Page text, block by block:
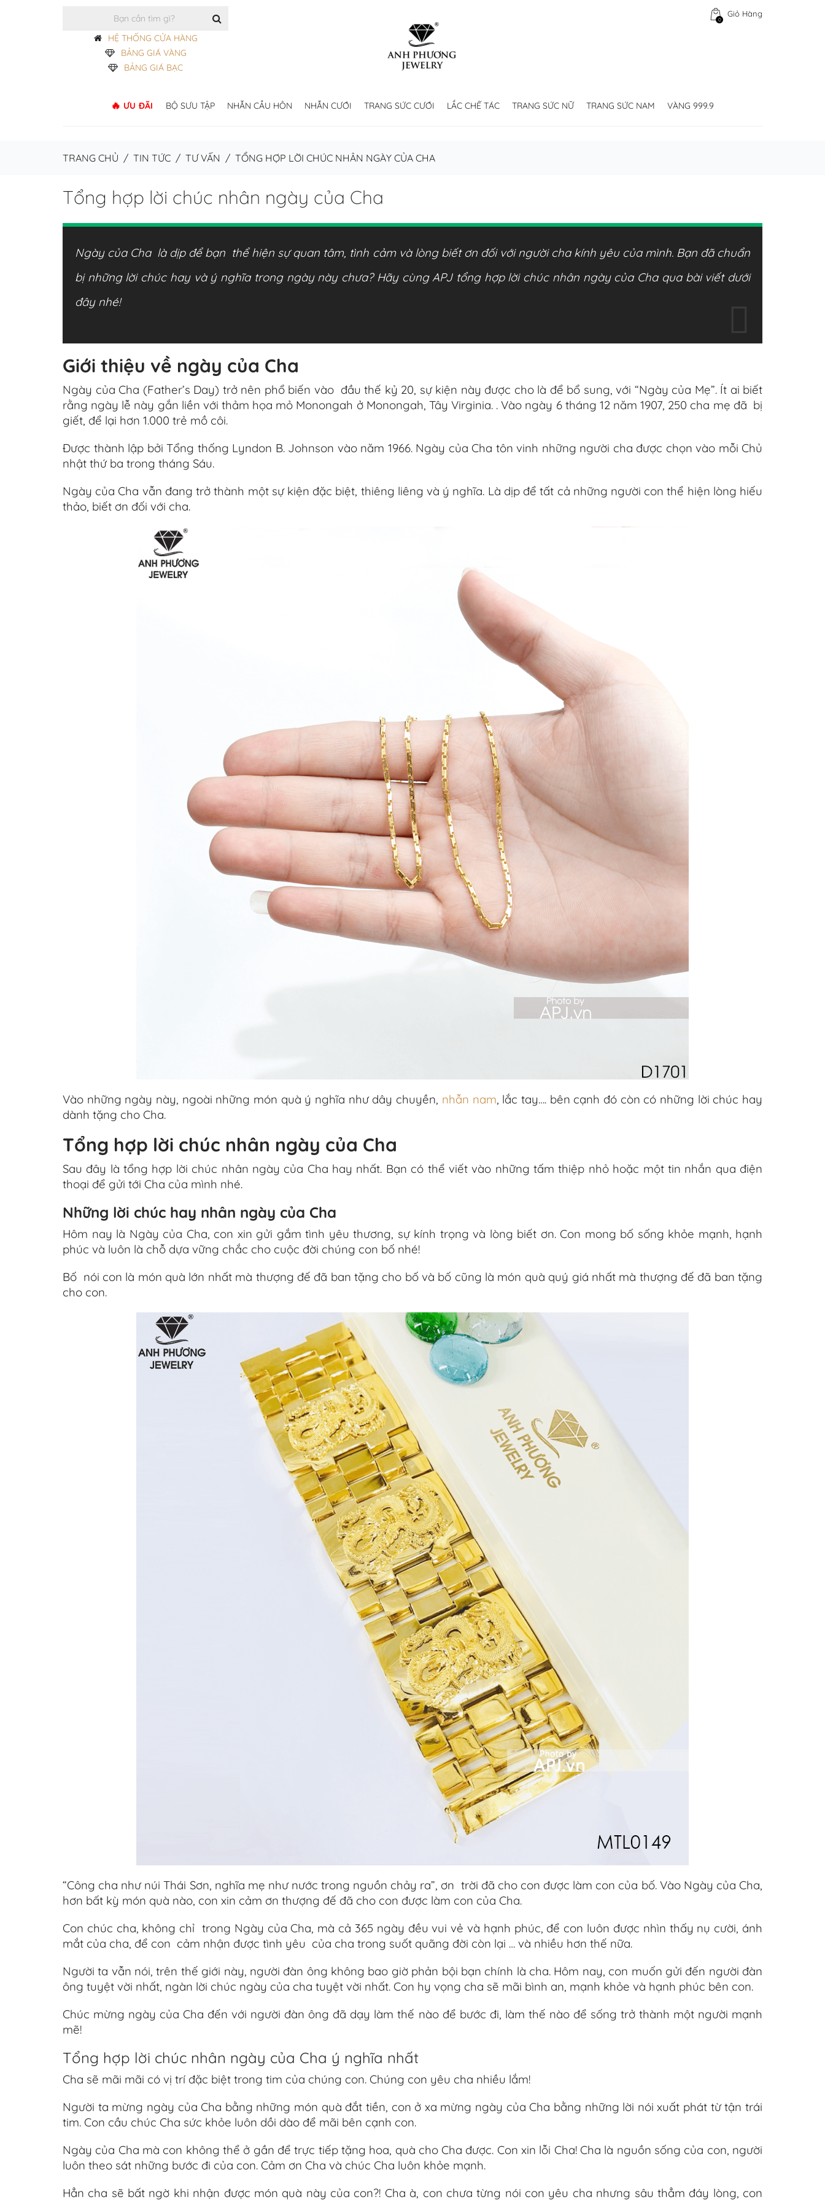
Giỏ Hàng
0
HỆ THỐNG CỬA HÀNG
BẢNG GIÁ VÀNG
BẢNG GIÁ BẠC
ƯU ĐÃI BỘ SƯU TẬP NHẪN CẦU HÔN NHẪN CƯỚI TRANG SỨC CƯỚI LẮC CHẾ TÁC TRANG SỨC NỮ TRANG SỨC NAM VÀNG 999.9
TRANG CHỦ / TIN TỨC / TƯ VẤN / TỔNG HỢP LỜI CHÚC NHÂN NGÀY CỦA CHA
Tổng hợp lời chúc nhân ngày của Cha
Ngày của Cha là dịp để bạn thể hiện sự quan tâm, tình cảm và lòng biết ơn đối với người cha kính yêu của mình. Bạn đã chuẩn
bị những lời chúc hay và ý nghĩa trong ngày này chưa? Hãy cùng APJ tổng hợp lời chúc nhân ngày của Cha qua bài viết dưới
đây nhé!
Giới thiệu về ngày của Cha
Ngày của Cha (Father’s Day) trở nên phổ biến vào đầu thế kỷ 20, sự kiện này được cho là để bổ sung, với “Ngày của Mẹ”. Ít ai biết
rằng ngày lễ này gắn liền với thảm họa mỏ Monongah ở Monongah, Tây Virginia. . Vào ngày 6 tháng 12 năm 1907, 250 cha mẹ đã bị
giết, để lại hơn 1.000 trẻ mồ côi.
Được thành lập bởi Tổng thống Lyndon B. Johnson vào năm 1966. Ngày của Cha tôn vinh những người cha được chọn vào mỗi Chủ
nhật thứ ba trong tháng Sáu.
Ngày của Cha vẫn đang trở thành một sự kiện đặc biệt, thiêng liêng và ý nghĩa. Là dịp để tất cả những người con thể hiện lòng hiếu
thảo, biết ơn đối với cha.
Vào những ngày này, ngoài những món quà ý nghĩa như dây chuyền, nhẫn nam, lắc tay…. bên cạnh đó còn có những lời chúc hay
dành tặng cho Cha.
Tổng hợp lời chúc nhân ngày của Cha
Sau đây là tổng hợp lời chúc nhân ngày của Cha hay nhất. Bạn có thể viết vào những tấm thiệp nhỏ hoặc một tin nhắn qua điện
thoại để gửi tới Cha của mình nhé.
Những lời chúc hay nhân ngày của Cha
Hôm nay là Ngày của Cha, con xin gửi gắm tình yêu thương, sự kính trọng và lòng biết ơn. Con mong bố sống khỏe mạnh, hạnh
phúc và luôn là chỗ dựa vững chắc cho cuộc đời chúng con bố nhé!
Bố nói con là món quà lớn nhất mà thượng đế đã ban tặng cho bố và bố cũng là món quà quý giá nhất mà thượng đế đã ban tặng
cho con.
“Công cha như núi Thái Sơn, nghĩa mẹ như nước trong nguồn chảy ra”, ơn trời đã cho con được làm con của bố. Vào Ngày của Cha,
hơn bất kỳ món quà nào, con xin cảm ơn thượng đế đã cho con được làm con của Cha.
Con chúc cha, không chỉ trong Ngày của Cha, mà cả 365 ngày đều vui vẻ và hạnh phúc, để con luôn được nhìn thấy nụ cười, ánh
mắt của cha, để con cảm nhận được tình yêu của cha trong suốt quãng đời còn lại … và nhiều hơn thế nữa.
Người ta vẫn nói, trên thế giới này, người đàn ông không bao giờ phản bội bạn chính là cha. Hôm nay, con muốn gửi đến người đàn
ông tuyệt vời nhất, ngàn lời chúc ngày của cha tuyệt vời nhất. Con hy vọng cha sẽ mãi bình an, mạnh khỏe và hạnh phúc bên con.
Chúc mừng ngày của Cha đến với người đàn ông đã dạy làm thế nào để bước đi, làm thế nào để sống trở thành một người mạnh
mẽ!
Tổng hợp lời chúc nhân ngày của Cha ý nghĩa nhất
Cha sẽ mãi mãi có vị trí đặc biệt trong tim của chúng con. Chúng con yêu cha nhiều lắm!
Người ta mừng ngày của Cha bằng những món quà đắt tiền, con ở xa mừng ngày của Cha bằng những lời nói xuất phát từ tận trái
tim. Con cầu chúc Cha sức khỏe luôn dồi dào để mãi bên cạnh con.
Ngày của Cha mà con không thể ở gần để trực tiếp tặng hoa, quà cho Cha được. Con xin lỗi Cha! Cha là nguồn sống của con, người
luôn theo sát những bước đi của con. Cảm ơn Cha và chúc Cha luôn khỏe mạnh.
Hẳn cha sẽ bất ngờ khi nhận được món quà này của con?! Cha à, con chưa từng nói con yêu cha nhưng sâu thẳm đáy lòng, con